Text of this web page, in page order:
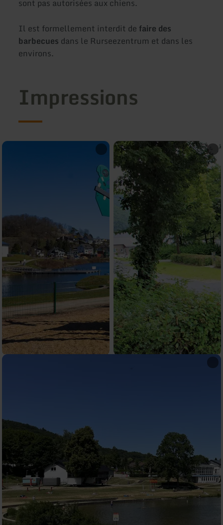
sont pas autorisées aux chiens.
Il est formellement interdit de faire des
barbecues dans le Rurseezentrum et dans les
environs.
Impressions